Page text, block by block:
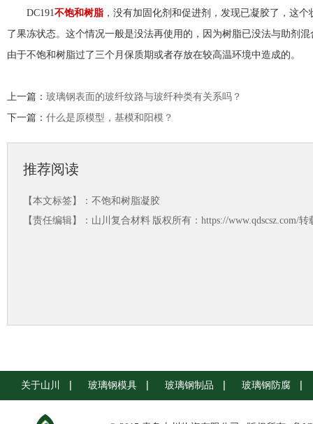
DC191不饱和树脂 ，没有加固化剂和促进剂，发现已凝胶了，这
了果冻状态。这个情况一般是没法再使用的，因为树脂已没法与助剂
由于不饱和树脂过了三个月保质期或者存放在较高温环境中造成的。
上一篇： 玻璃钢表面的玻纤纹路与玻纤种类有关系吗？
下一篇： 什么是原模型，基模和阳模？
推荐阅读
【本文标签】： 不饱和树脂凝胶
【责任编辑】： 山川复合材料 版权所有：https://www.qdscsz.com/
关于山川 玻璃钢模具 玻璃钢制品 玻璃钢防腐